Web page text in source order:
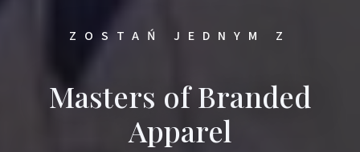
ZOSTAŃ JEDNYM Z
Masters of Branded
Apparel